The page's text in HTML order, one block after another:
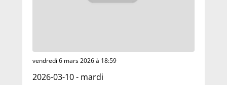
vendredi 6 mars 2026 à 18:59
2026-03-10 - mardi